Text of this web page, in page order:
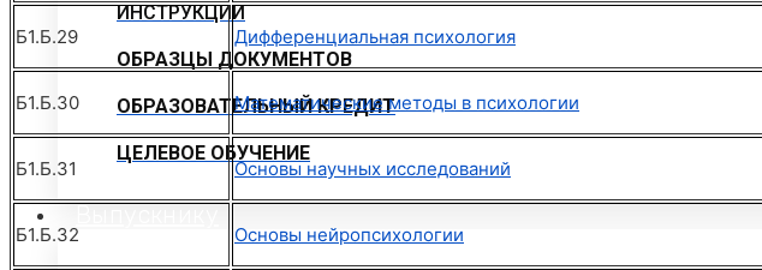
ИНСТРУКЦИИ
ОБРАЗЦЫ ДОКУМЕНТОВ
ОБРАЗОВАТЕЛЬНЫЙ КРЕДИТ
ЦЕЛЕВОЕ ОБУЧЕНИЕ
Б1.Б.29 Дифференциальная психология
Б1.Б.30 Математические методы в психологии
Б1.Б.31 Основы научных исследований
Б1.Б.32 Основы нейропсихологии